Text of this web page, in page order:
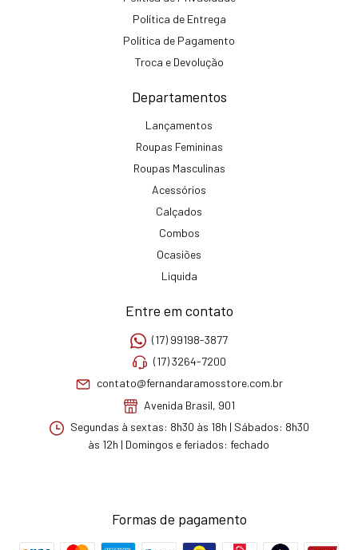
Política de Entrega
Política de Pagamento
Troca e Devolução
Departamentos
Lançamentos
Roupas Femininas
Roupas Masculinas
Acessórios
Calçados
Combos
Ocasiões
Liquida
Entre em contato
(17) 99198-3877
(17) 3264-7200
contato@fernandaramosstore.com.br
Avenida Brasil, 901
Segundas à sextas: 8h30 às 18h | Sábados: 8h30
às 12h | Domingos e feriados: fechado
Formas de pagamento